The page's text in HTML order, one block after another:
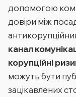
допомогою
довіри між
канал
корупційні
можуть бути
зацікавлених